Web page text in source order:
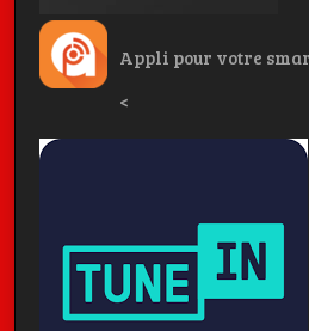
Appli pour votre
<